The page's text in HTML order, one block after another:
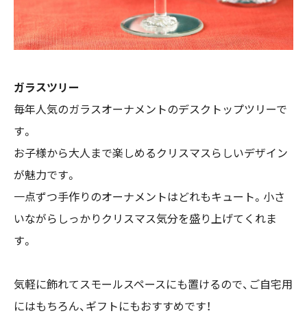
ガラスツリー
毎年人気のガラスオーナメントのデスクトップツリーで
す。
お子様から大人まで楽しめるクリスマスらしいデザイン
が魅力です。
一点ずつ手作りのオーナメントはどれもキュート。小さ
いながらしっかりクリスマス気分を盛り上げてくれま
す。
気軽に飾れてスモールスペースにも置けるので、ご自宅用
にはもちろん、ギフトにもおすすめです！